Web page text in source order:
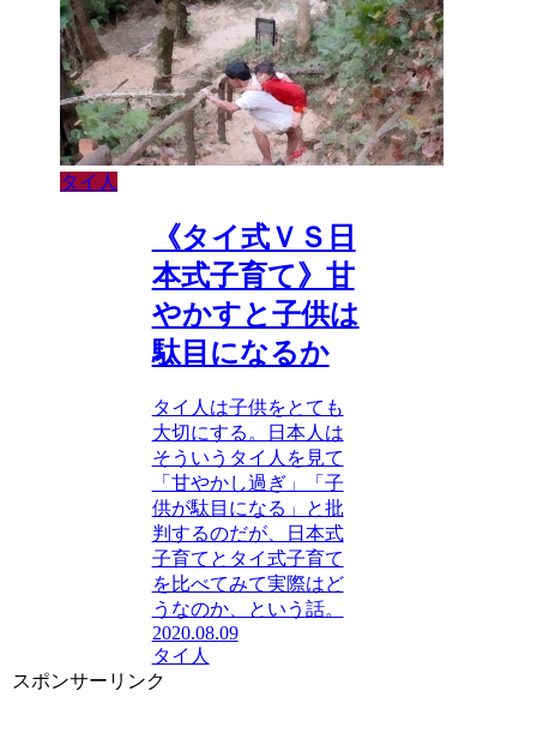
タイ人
《タイ式ＶＳ日
本式子育て》甘
やかすと子供は
駄目になるか
タイ人は子供をとても
大切にする。日本人は
そういうタイ人を見て
「甘やかし過ぎ」「子
供が駄目になる」と批
判するのだが、日本式
子育てとタイ式子育て
を比べてみて実際はど
うなのか、という話。
2020.08.09
タイ人
スポンサーリンク